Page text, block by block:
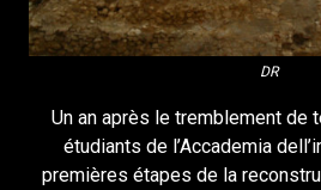
DR
Un an après le tremblement de
étudiants de l’Accademia
premières étapes de la